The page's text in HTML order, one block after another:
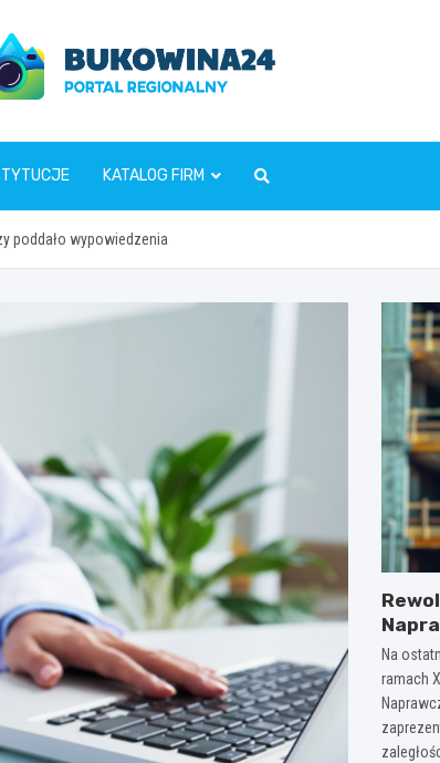
KATALOG FIRM
poddało wypowiedzenia
Na
ramach